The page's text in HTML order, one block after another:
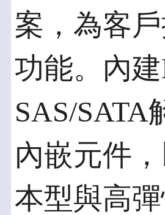
案，為客
功能。內
SAS/
內嵌元件
本型與高